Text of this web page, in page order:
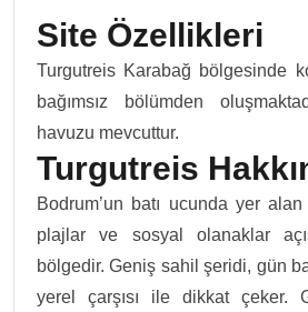
Site Özellikleri
Turgutreis Karabağ bölgesinde
bağımsız bölümden
havuzu mevcuttur.
Turgutreis
Bodrum’un batı ucunda yer
plajlar ve sosyal olanaklar
bölgedir. Geniş sahil şeridi, gün
yerel çarşısı ile dikkat çeker.